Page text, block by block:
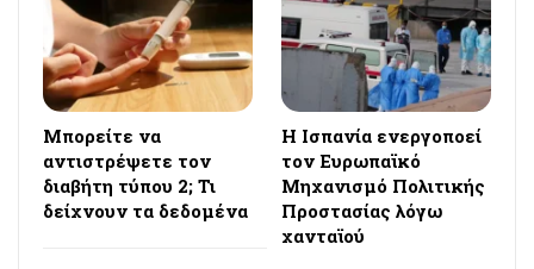
Μπορείτε να
αντιστρέψετε τον
διαβήτη τύπου 2; Τι
δείχνουν τα δεδομένα
Η Ισπανία ενεργοποεί
τον Ευρωπαϊκό
Μηχανισμό Πολιτικής
Προστασίας λόγω
χανταϊού